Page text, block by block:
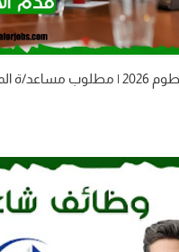
وظائف بنك الخرطوم 2026 | مطلوب